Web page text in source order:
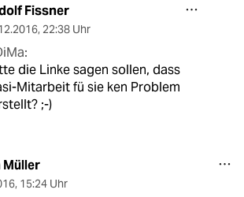
Fissner
, 22:38 Uhr
die Linke sagen sollen, dass
Mitarbeit fü sie ken Problem
;-)
Müller
, 15:24 Uhr